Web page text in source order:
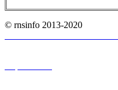
© rnsinfo 2013-2020